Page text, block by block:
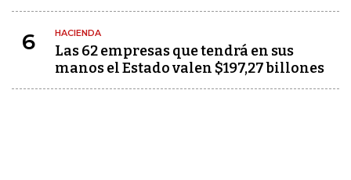
6 HACIENDA
Las 62 empresas que tendrá en sus
manos el Estado valen $197,27 billones